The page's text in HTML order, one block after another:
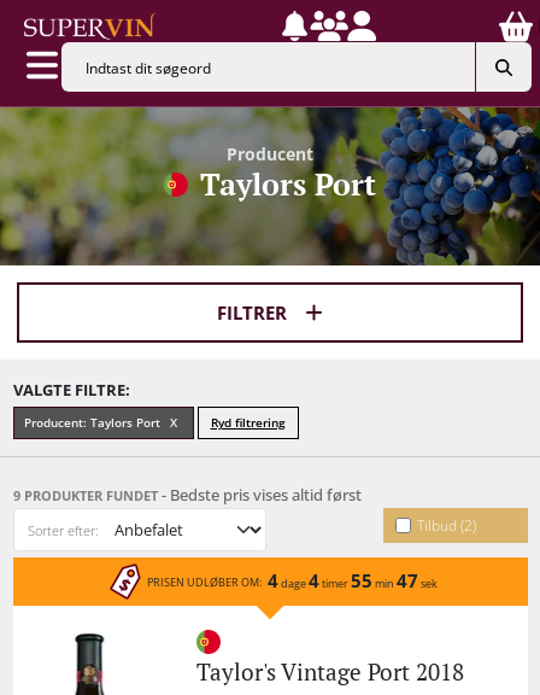
Producent
Taylors Port
FILTRER
VALGTE FILTRE:
Producent: Taylors Port Ryd filtrering
9 PRODUKTER FUNDET - Bedste pris vises altid først
Tilbud (2)
Sorter efter:
PRISEN UDLØBER OM: 4dage4timer55 min 47 sek
Taylor's Vintage Port 2018